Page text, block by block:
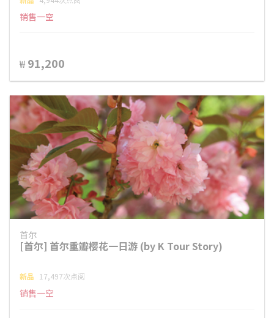
销售一空
₩ 91,200
首尔
[首尔] 首尔重瓣樱花一日游 (by K Tour Story)
新品 17,497次点阅
销售一空